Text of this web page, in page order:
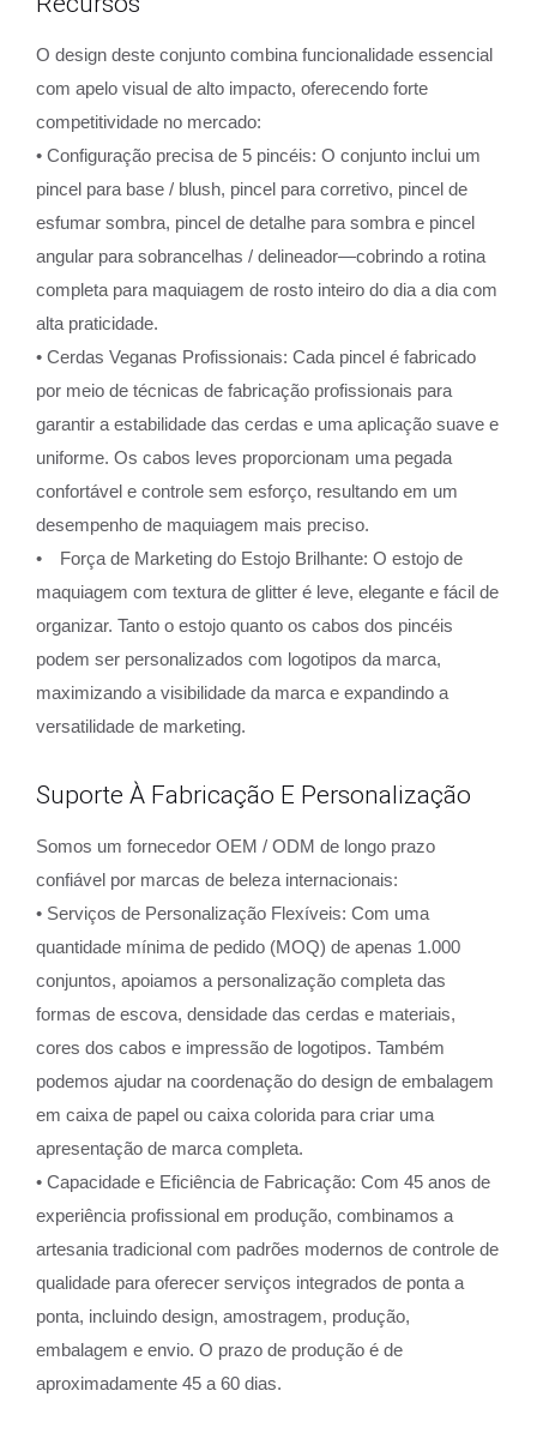
O design deste conjunto combina funcionalidade essencial
com apelo visual de alto impacto, oferecendo forte
competitividade no mercado:
• Configuração precisa de 5 pincéis: O conjunto inclui um
pincel para base / blush, pincel para corretivo, pincel de
esfumar sombra, pincel de detalhe para sombra e pincel
angular para sobrancelhas / delineador—cobrindo a rotina
completa para maquiagem de rosto inteiro do dia a dia com
alta praticidade.
• Cerdas Veganas Profissionais: Cada pincel é fabricado
por meio de técnicas de fabricação profissionais para
garantir a estabilidade das cerdas e uma aplicação suave e
uniforme. Os cabos leves proporcionam uma pegada
confortável e controle sem esforço, resultando em um
desempenho de maquiagem mais preciso.
• Força de Marketing do Estojo Brilhante: O estojo de
maquiagem com textura de glitter é leve, elegante e fácil de
organizar. Tanto o estojo quanto os cabos dos pincéis
podem ser personalizados com logotipos da marca,
maximizando a visibilidade da marca e expandindo a
versatilidade de marketing.
Suporte À Fabricação E Personalização
Somos um fornecedor OEM / ODM de longo prazo
confiável por marcas de beleza internacionais:
• Serviços de Personalização Flexíveis: Com uma
quantidade mínima de pedido (MOQ) de apenas 1.000
conjuntos, apoiamos a personalização completa das
formas de escova, densidade das cerdas e materiais,
cores dos cabos e impressão de logotipos. Também
podemos ajudar na coordenação do design de embalagem
em caixa de papel ou caixa colorida para criar uma
apresentação de marca completa.
• Capacidade e Eficiência de Fabricação: Com 45 anos de
experiência profissional em produção, combinamos a
artesania tradicional com padrões modernos de controle de
qualidade para oferecer serviços integrados de ponta a
ponta, incluindo design, amostragem, produção,
embalagem e envio. O prazo de produção é de
aproximadamente 45 a 60 dias.